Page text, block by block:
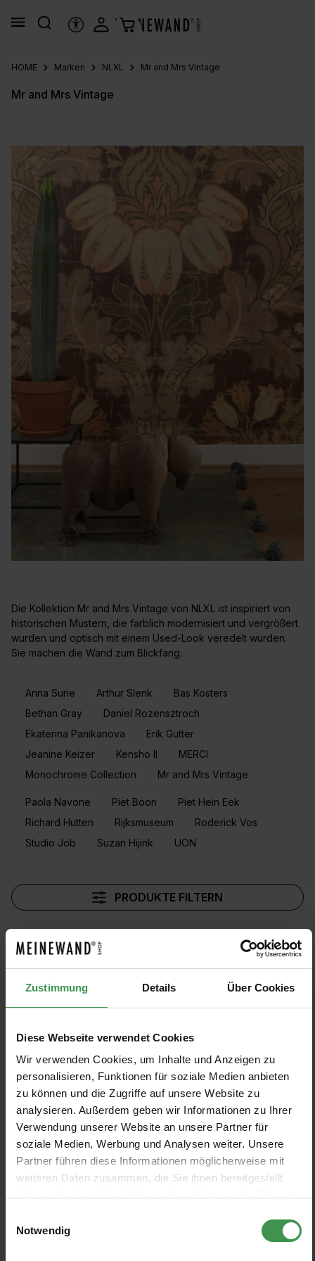
Zustimmung Details Über Cookies
Diese Webseite verwendet Cookies
Wir verwenden Cookies, um Inhalte und Anzeigen zu
personalisieren, Funktionen für soziale Medien anbieten
zu können und die Zugriffe auf unsere Website zu
analysieren. Außerdem geben wir Informationen zu Ihrer
Verwendung unserer Website an unsere Partner für
soziale Medien, Werbung und Analysen weiter. Unsere
Partner führen diese Informationen möglicherweise mit
weiteren Daten zusammen, die Sie ihnen bereitgestellt
Notwendig
springen
HILFSTOOLS
HOME Marken NLXL Mr and Mrs Vintage
Mr and Mrs Vintage
Die Kollektion Mr and Mrs Vintage von NLXL ist inspiriert von
historischen Mustern, die farblich modernisiert und vergrößert
wurden und optisch mit einem Used-Look veredelt wurden.
Sie machen die Wand zum Blickfang.
Anna Surie Arthur Slenk
Bas Kosters
Bethan Gray
Daniel Rozensztroch
Ekaterina Panikanova
Erik Gutter
Jeanine Keizer
Kensho II
MERCI
Monochrome Collection
Mr and Mrs Vintage
Paola Navone Piet Boon
Piet Hein Eek
Richard Hutten
Rijksmuseum
Roderick Vos
Studio Job
Suzan Hijink UON
PRODUKTE FILTERN
Wandbild Big Pattern Paradis
7 Farben
Ab 219,00 €
Wandbild Big Pattern Bogor
Tapete Framed Webbing
NLXL
1 Farben
219,00 €
Wandbild Big Pattern Feuilles
NLXL
6 Farben
Ab 219,00 €
+3
Wandbild Big Pattern Paola
NLXL
7 Farben
Ab 219,00 € +3
Wandbild Big Pattern Luther
NLXL
7 Farben
Ab 219,00 €